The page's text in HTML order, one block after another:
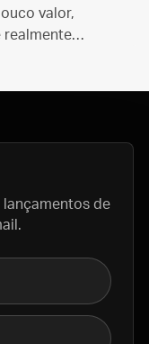
valor,
realmente
lançamentos de